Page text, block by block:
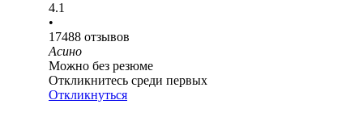
4.1
•
17488 отзывов
Асино
Можно без резюме
Откликнитесь среди первых
Откликнуться